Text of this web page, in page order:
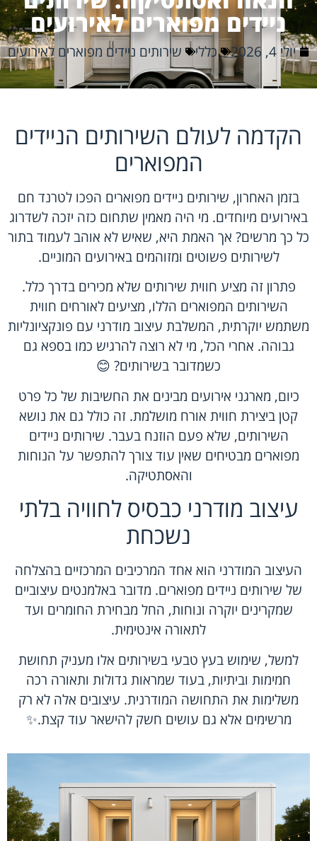
ניידים מפוארים לאירועים
יולי 4, 2026 כללי שירותים ניידים מפוארים לאירועים
הקדמה לעולם השירותים הניידים
המפוארים
בזמן האחרון, שירותים ניידים מפוארים הפכו לטרנד חם
באירועים מיוחדים. מי היה מאמין שתחום כזה יזכה לשדרוג
כל כך מרשים? אך האמת היא, שאיש לא אוהב לעמוד בתור
לשירותים פשוטים ומזוהמים באירועים המוניים.
פתרון זה מציע חווית שירותים שלא מכירים בדרך כלל.
השירותים המפוארים הללו, מציעים לאורחים חווית
משתמש יוקרתית, המשלבת עיצוב מודרני עם פונקציונליות
גבוהה. אחרי הכל, מי לא רוצה להרגיש כמו בספא גם
כשמדובר בשירותים? 😊
כיום, מארגני אירועים מבינים את החשיבות של כל פרט
קטן ביצירת חווית אורח מושלמת. זה כולל גם את נושא
השירותים, שלא פעם הוזנח בעבר. שירותים ניידים
מפוארים מבטיחים שאין עוד צורך להתפשר על הנוחות
והאסתטיקה.
עיצוב מודרני כבסיס לחוויה בלתי
נשכחת
העיצוב המודרני הוא אחד המרכיבים המרכזיים בהצלחה
של שירותים ניידים מפוארים. מדובר באלמנטים עיצוביים
שמקרינים יוקרה ונוחות, החל מבחירת החומרים ועד
לתאורה אינטימית.
למשל, שימוש בעץ טבעי בשירותים אלו מעניק תחושת
חמימות וביתיות, בעוד שמראות גדולות ותאורה רכה
משלימות את התחושה המודרנית. עיצובים אלה לא רק
מרשימים אלא גם עושים חשק להישאר עוד קצת.✨